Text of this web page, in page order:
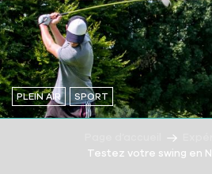
PLEIN AIR SPORT
Testez votre swing en